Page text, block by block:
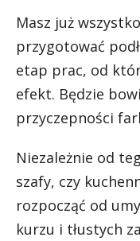
Masz już
przygotować
etap prac, od
efekt. Będzie
przyczepności
Niezależnie od
szafy, czy
rozpocząć od
kurzu i tłustych